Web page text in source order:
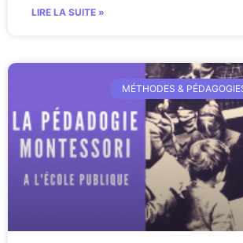
LIRE LA SUITE »
MÉTHODES &